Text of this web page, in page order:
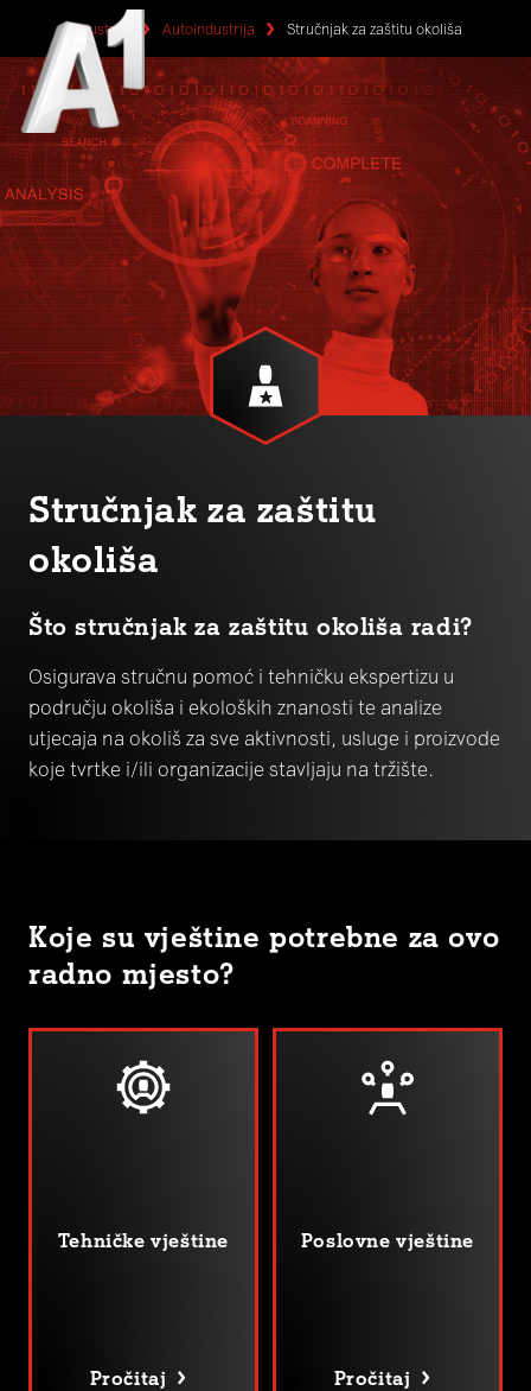
Industrije Autoindustrija Stručnjak za zaštitu okoliša
Stručnjak za zaštitu
okoliša
Što stručnjak za zaštitu okoliša radi?
Osigurava stručnu pomoć i tehničku ekspertizu u
području okoliša i ekoloških znanosti te analize
utjecaja na okoliš za sve aktivnosti, usluge i proizvode
koje tvrtke i/ili organizacije stavljaju na tržište.
Koje su vještine potrebne za ovo
radno mjesto?
Tehničke vještine
Pročitaj
Poslovne vještine
Pročitaj